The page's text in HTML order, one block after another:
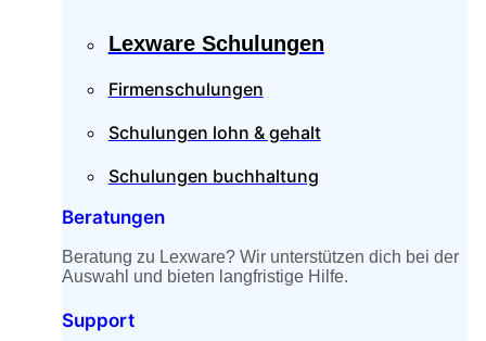
Lexware Schulungen
Firmenschulungen
Schulungen lohn & gehalt
Schulungen buchhaltung
Beratungen
Beratung zu Lexware? Wir unterstützen dich bei der
Auswahl und bieten langfristige Hilfe.
Support